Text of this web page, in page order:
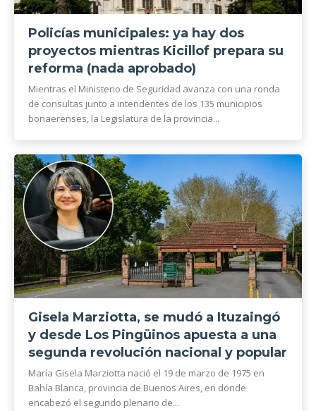
Policías municipales: ya hay dos
proyectos mientras Kicillof prepara su
reforma (nada aprobado)
Mientras el Ministerio de Seguridad avanza con una ronda
de consultas junto a intendentes de los 135 municipios
bonaerenses, la Legislatura de la provincia...
Gisela Marziotta, se mudó a Ituzaingó
y desde Los Pingüinos apuesta a una
segunda revolución nacional y popular
María Gisela Marziotta nació el 19 de marzo de 1975 en
Bahía Blanca, provincia de Buenos Aires, en donde
encabezó el segundo plenario de...